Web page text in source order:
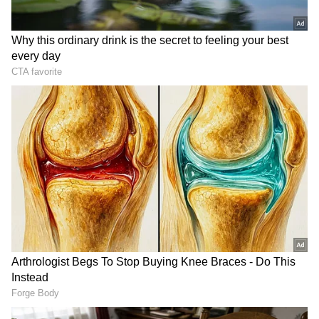
DOWNLOAD APP
RECOMMENDED STORIES
ಬಾಬಾ ವಂಗಾ ಪ್ರಕಾರ 2026ರ
ಉಳಿದ 4 ತಿಂಗಳು ಈ 4 ರಾಶಿಗೆ
ಅದ್ಭುತ, ಸಂತೋಷ, ಸಮೃದ್ಧಿ
Nivasa' ಸಿಂಚನಾ: ನಟಿ ರೂಪಿಕಾ